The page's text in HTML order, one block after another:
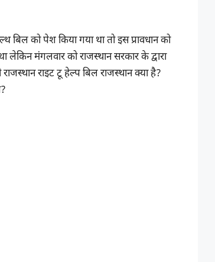
बिल को पेश किया गया था तो इस प्रावधान को
लेकिन मंगलवार को राजस्थान सरकार के द्वारा
राइट टू हेल्प बिल राजस्थान क्या है?